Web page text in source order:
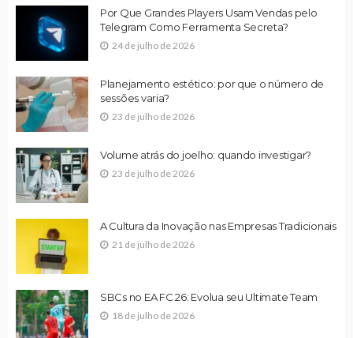
Por Que Grandes Players Usam Vendas pelo
Telegram Como Ferramenta Secreta?
24 de julho de 2026
Planejamento estético: por que o número de
sessões varia?
23 de julho de 2026
Volume atrás do joelho: quando investigar?
23 de julho de 2026
A Cultura da Inovação nas Empresas Tradicionais
21 de julho de 2026
SBCs no EA FC 26: Evolua seu Ultimate Team
18 de julho de 2026